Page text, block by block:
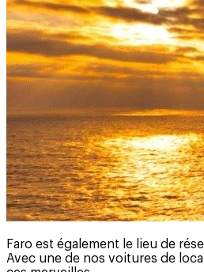
Faro est également le lieu de
Avec une de nos voitures de